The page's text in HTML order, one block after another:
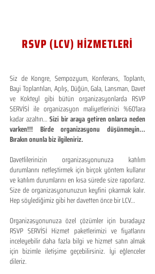
RSVP (LCV) HİZMETLERİ
Siz de Kongre, Sempozyum, Konferans, Toplantı,
Bayi Toplantıları, Açılış, Düğün, Gala, Lansman, Davet
ve Kokteyl gibi bütün organizasyonlarda RSVP
SERVİSİ ile organizasyon maliyetlerinizi %60'lara
kadar azaltın...Sizi bir araya getiren onlarca neden
varken!!! Birde organizasyonu düşünmeyin...
Bırakın onunla biz ilgileniriz.
Davetlilerinizin organizasyonunuza katılım
durumlarını netleştirmek için birçok yöntem kullanır
ve katılım durumlarını en kısa sürede size raporlarız.
Size de organizasyonunuzun keyfini çıkarmak kalır.
Hep söylediğimiz gibi her davetten önce bir LCV...
Organizasyonunuza özel çözümler için buradayız
RSVP SERVİSİ Hizmet paketlerimizi ve fiyatlarını
inceleyebilir daha fazla bilgi ve hizmet satın almak
için bizimle iletişime geçebilirsiniz. İyi eğlenceler
dileriz.